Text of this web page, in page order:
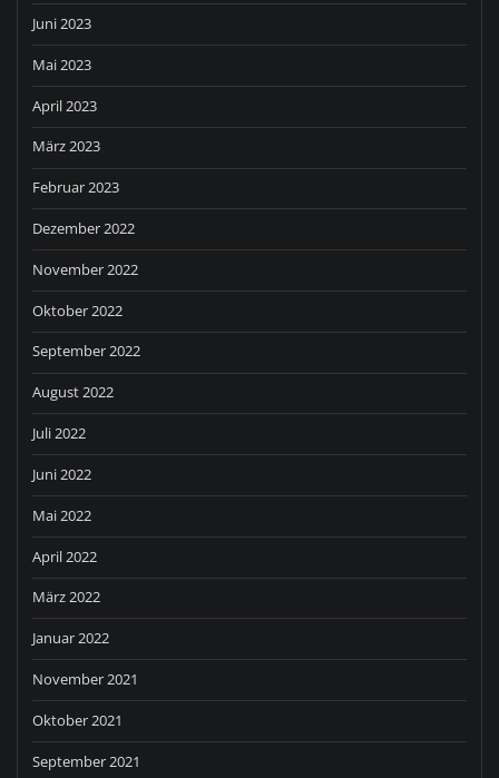
Juni 2023
Mai 2023
April 2023
März 2023
Februar 2023
Dezember 2022
November 2022
Oktober 2022
September 2022
August 2022
Juli 2022
Juni 2022
Mai 2022
April 2022
März 2022
Januar 2022
November 2021
Oktober 2021
September 2021